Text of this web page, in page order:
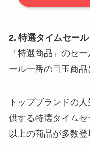
2. 特選タイムセール
「特選商品」のセ
ール一番の目玉商品
トップブランドの
供する特選タイム
以上の商品が多数登